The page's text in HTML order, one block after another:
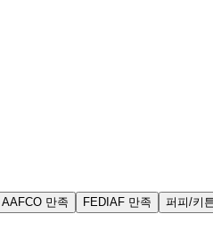
AAFCO 만족 FEDIAF 만족 퍼피/키